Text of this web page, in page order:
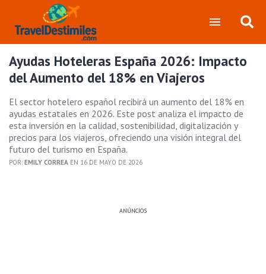
Ayudas Hoteleras España 2026: Impacto
del Aumento del 18% en Viajeros
El sector hotelero español recibirá un aumento del 18% en
ayudas estatales en 2026. Este post analiza el impacto de
esta inversión en la calidad, sostenibilidad, digitalización y
precios para los viajeros, ofreciendo una visión integral del
futuro del turismo en España.
POR: EMILY CORREA EN 16 DE MAYO DE 2026
ANÚNCIOS